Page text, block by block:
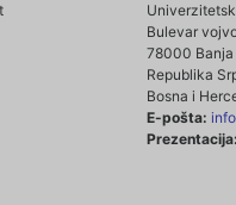
Bulevar
78000 Banja
Republika
Bosna i
E-pošta:
Prezentacija: